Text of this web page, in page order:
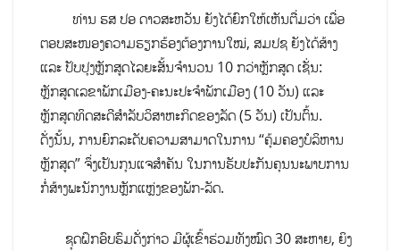
ທ່ານ ຮສ ປອ ດາວສະຫວັນ ຍັງໄດ້ຍົກໃຫ້ເຫັນຕື່ມວ່າ ເພື່ອ
ຕອບສະໜອງຄວາມຮຽກຮ້ອງຕ້ອງການໃໝ່, ສມປຊ ຍັງໄດ້ສ້າງ
ແລະ ປັບປຸງຫຼັກສູດໄລຍະສັ້ນຈຳນວນ 10 ກວ່າຫຼັກສູດ ເຊັ່ນ:
ຫຼັກສູດເລຂາພັກເມືອງ-ຄະນະປະຈຳພັກເມືອງ (10 ວັນ) ແລະ
ຫຼັກສູດທິດສະດີສຳລັບວິສາຫະກິດຂອງລັດ (5 ວັນ) ເປັນຕົ້ນ.
ດັ່ງນັ້ນ, ການຍົກລະດັບຄວາມສາມາດໃນການ “ຄຸ້ມຄອງບໍລິຫານ
ຫຼັກສູດ” ຈຶ່ງເປັນກຸນແຈສຳຄັນ ໃນການຮັບປະກັນຄຸນນະພາບການ
ກໍ່ສ້າງພະນັກງານຫຼັກແຫຼ່ງຂອງພັກ-ລັດ.
ຊຸດຝຶກອົບຮົມດັ່ງກ່າວ ມີຜູ້ເຂົ້າຮ່ວມທັງໝົດ 30 ສະຫາຍ, ຍິງ